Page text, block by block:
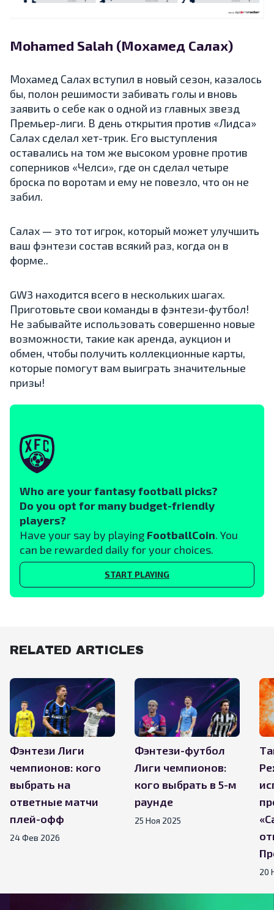
Mohamed Salah (Мохамед Салах)
Мохамед Салах вступил в новый сезон, казалось
бы, полон решимости забивать голы и вновь
заявить о себе как о одной из главных звезд
Премьер-лиги. В день открытия против «Лидса»
Салах сделал хет-трик. Его выступления
оставались на том же высоком уровне против
соперников «Челси», где он сделал четыре
броска по воротам и ему не повезло, что он не
забил.
Салах — это тот игрок, который может улучшить
ваш фэнтези состав всякий раз, когда он в
форме..
GW3 находится всего в нескольких шагах.
Приготовьте свои команды в фэнтези-футбол!
Не забывайте использовать совершенно новые
возможности, такие как аренда, аукцион и
обмен, чтобы получить коллекционные карты,
которые помогут вам выиграть значительные
призы!
Who are your fantasy football picks?
Do you opt for many budget-friendly
players?
Have your say by playing FootballCoin. You
can be rewarded daily for your choices.
START PLAYING
RELATED ARTICLES
Фэнтези Лиги
чемпионов: кого
выбрать на
ответные матчи
плей-офф
24 Фев 2026
Фэнтези-футбол
Лиги чемпионов:
кого выбрать в 5-м
раунде
25 Ноя 2025
20